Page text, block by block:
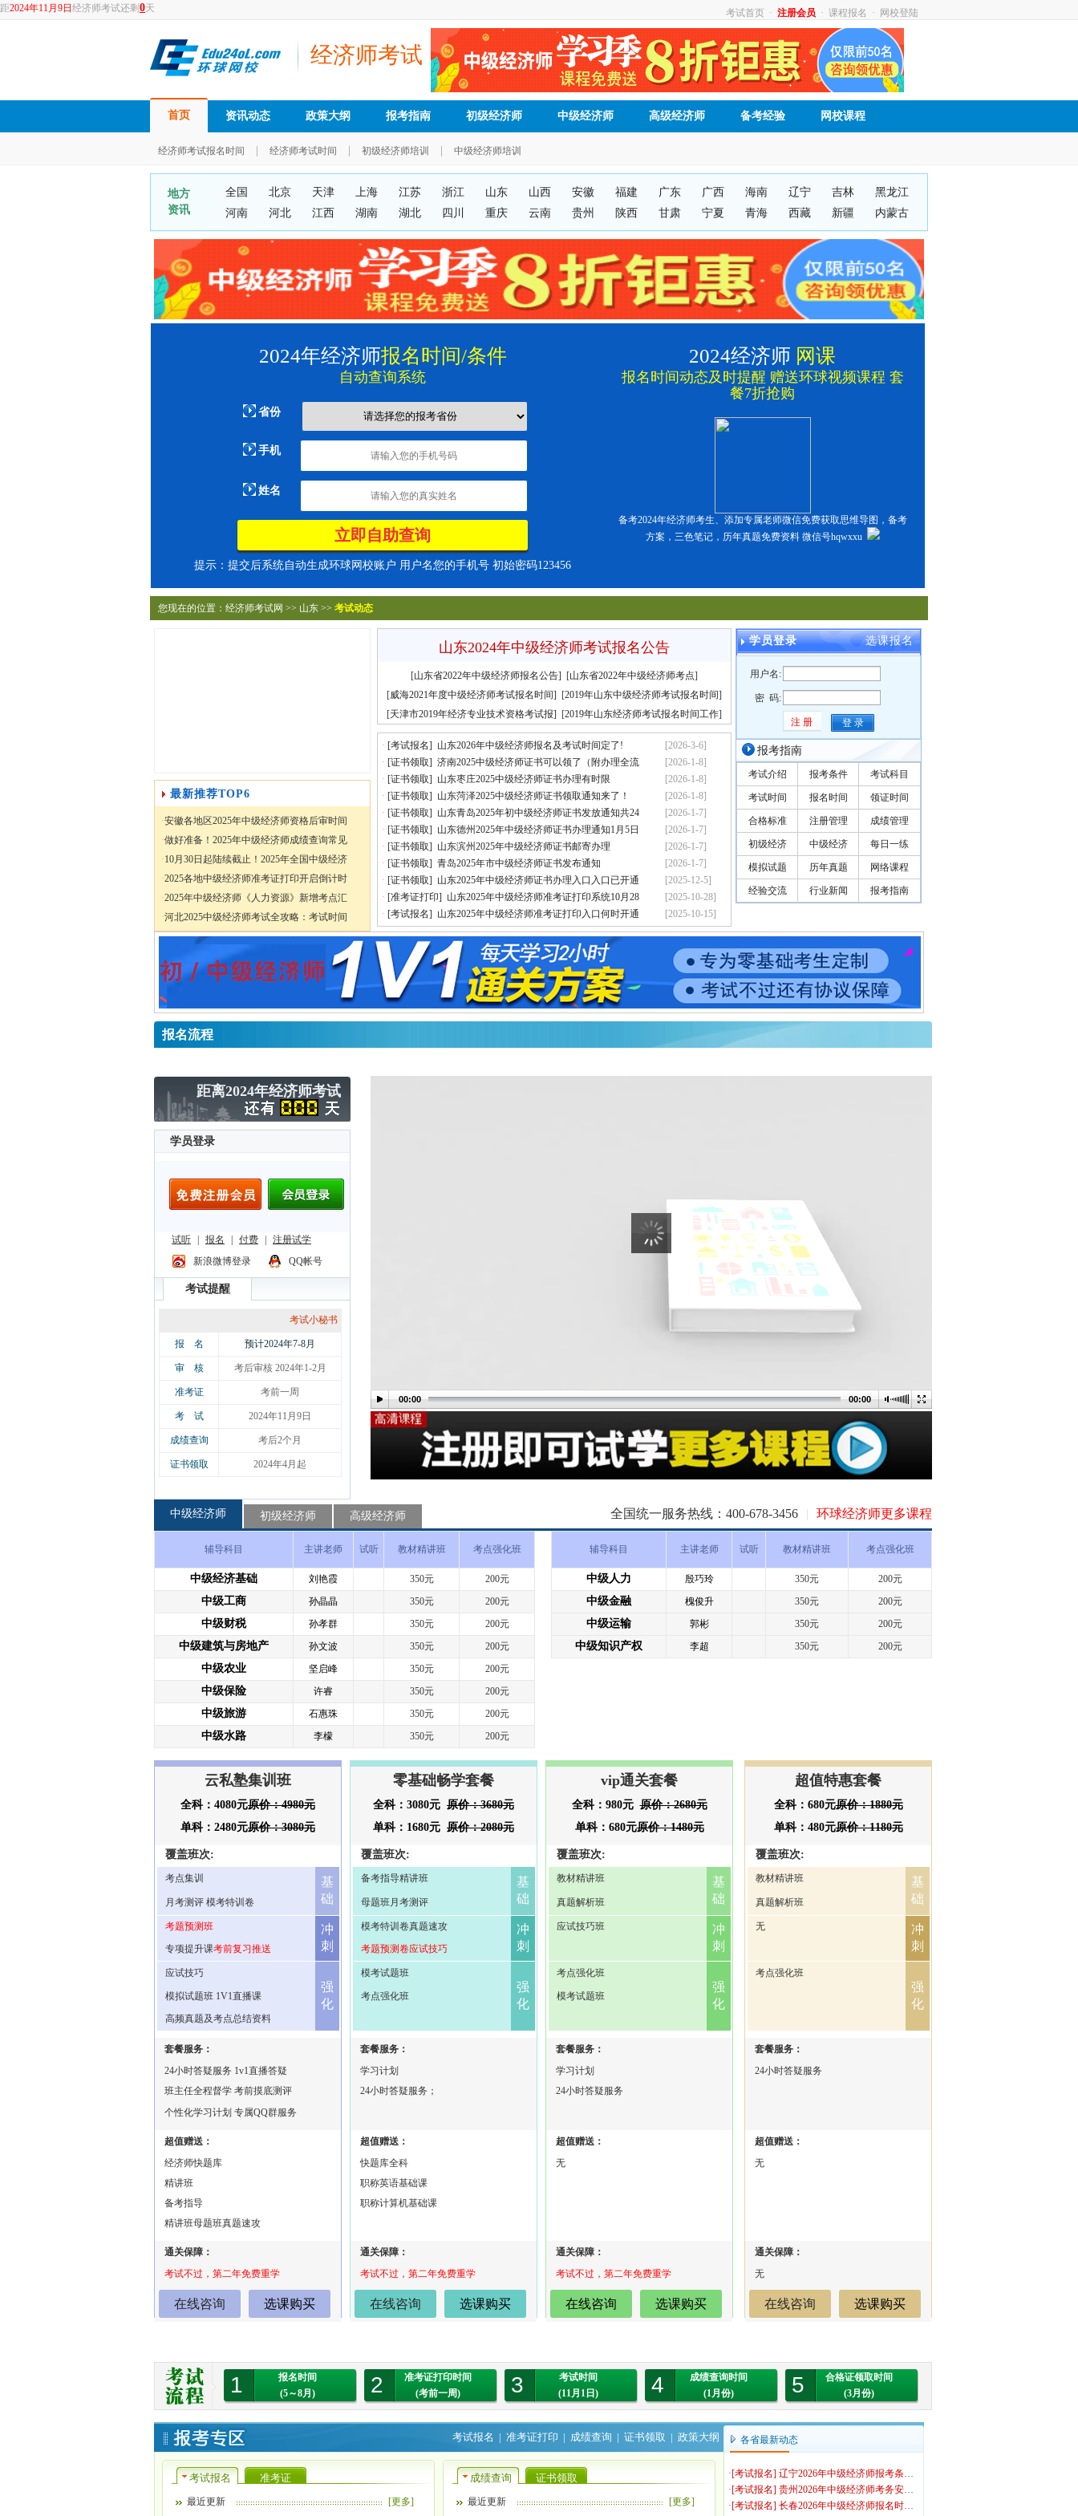
距2024年11月9日 经济师考试还剩 0天 考试首页 · 注册会员 · 课程报名 · 网校登陆
经济师考试
首页
经济师考试报名时间 经济师考试时间 初级经济师培训 中级经济师培训
资讯动态 政策大纲 报考指南 初级经济师 中级经济师 高级经济师 备考经验 网校课程
地方
资讯
全国 北京 天津 上海 江苏 浙江 山东 山西 安徽 福建 广东 广西 海南 辽宁 吉林
黑龙江
河南
河北 江西 湖南 湖北 四川 重庆 云南 贵州 陕西 甘肃 宁夏 青海 西藏 新疆 内蒙古
2024年经济师报名时间/条件
自动查询系统
省份
手机
姓名
提示：提交后系统自动生成环球网校账户 用户名您的手机号 初始密码123456
2024经济师 网课
报名时间动态及时提醒 赠送环球视频课程 套
餐7折抢购
备考2024年经济师考生、添加专属老师微信免费获取思维导图，备考
方案，三色笔记，历年真题免费资料 微信号hqwxxu
您现在的位置： 经济师考试网 >> 山东 >> 考试动态
最新推荐TOP6
·安徽各地区2025年中级经济师资格后审时间
·做好准备！2025年中级经济师成绩查询常见
·10月30日起陆续截止！2025年全国中级经济
·2025各地中级经济师准考证打印开启倒计时
·2025年中级经济师《人力资源》新增考点汇
·河北2025中级经济师考试全攻略：考试时间
山东2024年中级经济师考试报名公告
[山东省2022年中级经济师报名公告] [山东省2022年中级经济师考点]
[威海2021年度中级经济师考试报名时间] [2019年山东中级经济师考试报名时间]
[天津市2019年经济专业技术资格考试报] [2019年山东经济师考试报名时间工作]
· [考试报名] 山东2026年中级经济师报名及考试时间定了!
· [证书领取] 济南2025中级经济师证书可以领了（附办理全流
· [证书领取] 山东枣庄2025中级经济师证书办理有时限
· [证书领取] 山东菏泽2025中级经济师证书领取通知来了！
· [证书领取] 山东青岛2025年初中级经济师证书发放通知共24
· [证书领取] 山东德州2025年中级经济师证书办理通知1月5日
· [证书领取] 山东滨州2025年中级经济师证书邮寄办理
· [证书领取] 青岛2025年市中级经济师证书发布通知
· [证书领取] 山东2025年中级经济师证书办理入口入口已开通
· [准考证打印] 山东2025年中级经济师准考证打印系统10月28
· [考试报名] 山东2025年中级经济师准考证打印入口何时开通
[2026-3-6]
[2026-1-8]
[2026-1-8]
[2026-1-8]
[2026-1-7]
[2026-1-7]
[2026-1-7]
[2026-1-7]
[2025-12-5]
[2025-10-28]
[2025-10-15]
学员登录 选课报名
用户名:
密 码:
注 册
报考指南
考试介绍 报考条件 考试科目
考试时间 报名时间 领证时间
合格标准 注册管理 成绩管理
初级经济 中级经济 每日一练
模拟试题 历年真题 网络课程
经验交流 行业新闻 报考指南
报名流程
距离2024年经济师考试
学员登录
考试提醒
考试小秘书
报 名 预计2024年7-8月
审 核 考后审核 2024年1-2月
准考证 考前一周
考 试 2024年11月9日
成绩查询 考后2个月
证书领取 2024年4月起
00:00 00:00
全国统一服务热线：400-678-3456 | 环球经济师更多课程
中级经济师 初级经济师 高级经济师
辅导科目 主讲老师 试听 教材精讲班 考点强化班
中级经济基础 刘艳霞 350元 200元
中级工商 孙晶晶 350元 200元
中级财税 孙孝群 350元 200元
中级建筑与房地产 孙文波 350元 200元
中级农业 坚启峰 350元 200元
中级保险 许睿 350元 200元
中级旅游 石惠珠 350元 200元
中级水路 李檬 350元 200元
辅导科目 主讲老师 试听 教材精讲班 考点强化班
中级人力 殷巧玲 350元 200元
中级金融 槐俊升 350元 200元
中级运输 郭彬 350元 200元
中级知识产权 李超 350元 200元
云私塾集训班
全科：4080元原价：4980元
单科：2480元原价：3080元
覆盖班次:
考点集训
基
础
月考测评 模考特训卷
考题预测班
冲
刺
专项提升课考前复习推送
应试技巧
强
化
模拟试题班 1V1直播课
高频真题及考点总结资料
套餐服务：
24小时答疑服务 1v1直播答疑
班主任全程督学 考前摸底测评
个性化学习计划 专属QQ群服务
超值赠送：
经济师快题库
精讲班
备考指导
精讲班母题班真题速攻
通关保障：
考试不过，第二年免费重学
在线咨询 选课购买
零基础畅学套餐
全科：3080元 原价：3680元
单科：1680元 原价：2080元
覆盖班次:
备考指导精讲班
基
础
母题班月考测评
模考特训卷真题速攻
冲
刺
考题预测卷应试技巧
模考试题班
强
化
考点强化班
套餐服务：
学习计划
24小时答疑服务；
超值赠送：
快题库全科
职称英语基础课
职称计算机基础课
通关保障：
考试不过，第二年免费重学
在线咨询 选课购买
vip通关套餐
全科：980元原价：2680元
单科：680元原价：1480元
覆盖班次:
教材精讲班
基
础
真题解析班
应试技巧班
冲
刺
考点强化班
强
化
模考试题班
套餐服务：
学习计划
24小时答疑服务
超值赠送：
无
通关保障：
考试不过，第二年免费重学
在线咨询 选课购买
超值特惠套餐
全科：680元原价：1880元
单科：480元原价：1180元
覆盖班次:
教材精讲班
基
础
真题解析班
无
冲
刺
考点强化班
强
化
套餐服务：
24小时答疑服务
超值赠送：
无
通关保障：
无
在线咨询 选课购买
1
报名时间
(5～8月)
2
准考证打印时间
(考前一周)
3
考试时间
(11月1日)
4
成绩查询时间
(1月份)
5
合格证领取时间
(3月份)
政策大纲
证书领取 |
成绩查询 |
准考证打印 |
考试报名 |
考试报名 准考证
最近更新 [更多]
成绩查询 证书领取
最近更新 [更多]
各省最新动态
·[考试报名] 辽宁2026年中级经济师报考条件自查预计7月起报
·[考试报名] 贵州2026年中级经济师考务安排预测：报考时间
·[考试报名] 长春2026年中级经济师报名时间及考试时间安排